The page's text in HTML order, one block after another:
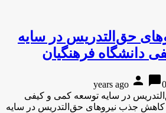
حق‌التدریس در سایه
دانشگاه فرهنگیان
person chat_bubble0
در سایه توسعه کمی و کیفی
کاهش جذب نیروهای حق‌التدریس در سایه